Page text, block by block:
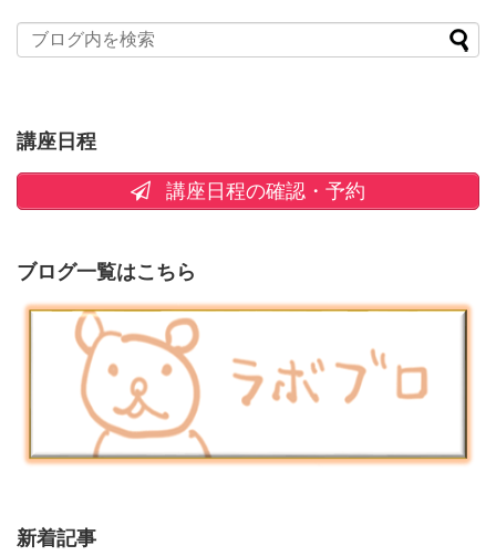
講座日程
講座日程の確認・予約
ブログ一覧はこちら
新着記事